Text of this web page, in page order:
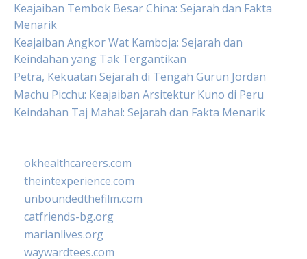
Keajaiban Tembok Besar China: Sejarah dan Fakta
Menarik
Keajaiban Angkor Wat Kamboja: Sejarah dan
Keindahan yang Tak Tergantikan
Petra, Kekuatan Sejarah di Tengah Gurun Jordan
Machu Picchu: Keajaiban Arsitektur Kuno di Peru
Keindahan Taj Mahal: Sejarah dan Fakta Menarik
okhealthcareers.com
theintexperience.com
unboundedthefilm.com
catfriends-bg.org
marianlives.org
waywardtees.com